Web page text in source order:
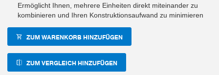
Ermöglicht Ihnen, mehrere Einheiten direkt miteinander zu
kombinieren und Ihren Konstruktionsaufwand zu minimieren
ZUM WARENKORB HINZUFÜGEN
ZUM VERGLEICH HINZUFÜGEN